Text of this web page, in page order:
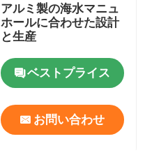
アルミ製の海水マニュ
ホールに合わせた設計
と生産
ベストプライス
お問い合わせ